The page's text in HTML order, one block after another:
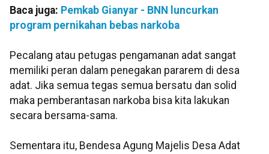
Baca juga: Pemkab Gianyar - BNN luncurkan
program pernikahan bebas narkoba
Pecalang atau petugas pengamanan adat sangat
memiliki peran dalam penegakan pararem di desa
adat. Jika semua tegas semua bersatu dan solid
maka pemberantasan narkoba bisa kita lakukan
secara bersama-sama.
Sementara itu, Bendesa Agung Majelis Desa Adat